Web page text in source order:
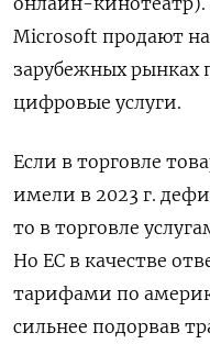
Microsoft продают
зарубежных рынках
цифровые услуги.
Если в торговле
имели в 2023 г.
то в торговле
Но ЕС в качестве
тарифами по
сильнее подорвав